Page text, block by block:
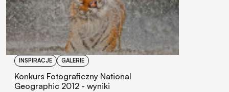
INSPIRACJE GALERIE
Konkurs Fotograficzny National
Geographic 2012 - wyniki